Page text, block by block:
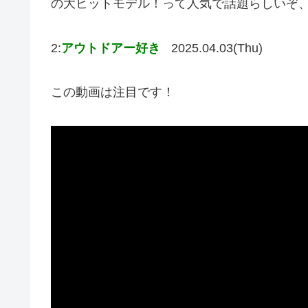
の大ヒットモデル！って人気で話題らしいぞ
2:アウトドアー好き 2025.04.03(Thu)
この動画は注目です！